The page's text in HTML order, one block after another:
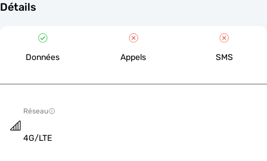
Détails
Données Appels SMS
Réseau
4G/LTE